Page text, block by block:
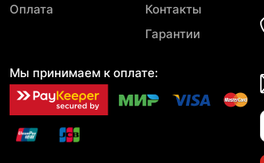
Оплата
Мы принимаем к оплате:
Контакты
Гарантии